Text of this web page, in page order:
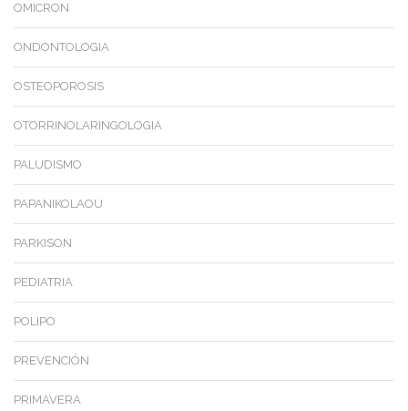
OMICRON
ONDONTOLOGIA
OSTEOPOROSIS
OTORRINOLARINGOLOGIA
PALUDISMO
PAPANIKOLAOU
PARKISON
PEDIATRIA
POLIPO
PREVENCIÓN
PRIMAVERA